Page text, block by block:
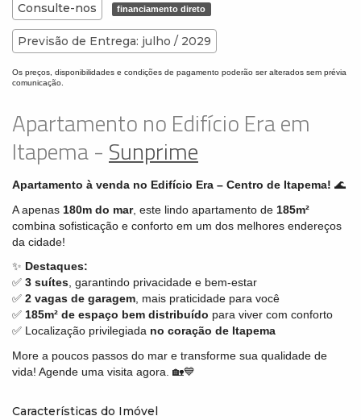
Consulte-nos financiamento direto
Previsão de Entrega: julho / 2029
Os preços, disponibilidades e condições de pagamento poderão ser alterados sem prévia
comunicação.
Apartamento no Edifício Era em
Itapema - Sunprime
Apartamento à venda no Edifício Era – Centro de Itapema! 🌊
A apenas 180m do mar, este lindo apartamento de 185m²
combina sofisticação e conforto em um dos melhores endereços
da cidade!
✨ Destaques:
✅ 3 suítes , garantindo privacidade e bem-estar
✅ 2 vagas de garagem , mais praticidade para você
✅ 185m² de espaço bem distribuído para viver com conforto
✅ Localização privilegiada no coração de Itapema
More a poucos passos do mar e transforme sua qualidade de
vida! Agende uma visita agora. 🏡💙
Características do Imóvel